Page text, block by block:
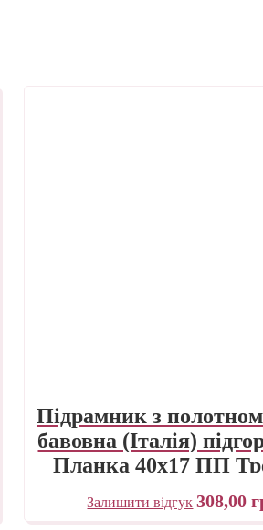
Підрамник з
бавовна (Італія)
Планка 40х17 ПП
Залишити відгук 308,00